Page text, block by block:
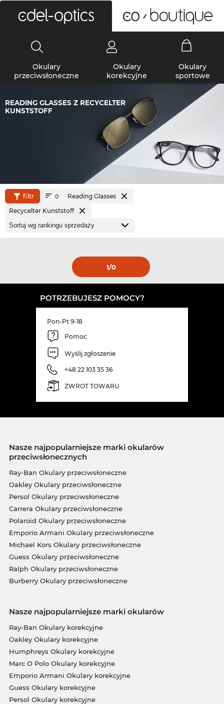
Okulary
przeciwsłoneczne
Okulary
korekcyjne
Okulary
sportowe
READING GLASSES Z RECYCELTER
KUNSTSTOFF
filtr 0
Reading Glasses
Recycelter Kunststoff
1/0
POTRZEBUJESZ POMOCY?
Pon-Pt 9-18
Pomoc
Wyślij zgłoszenie
+48 22 103 35 36
ZWROT TOWARU
Nasze najpopularniejsze marki okularów
przeciwsłonecznych
Ray-Ban Okulary przeciwsłoneczne
Oakley Okulary przeciwsłoneczne
Persol Okulary przeciwsłoneczne
Carrera Okulary przeciwsłoneczne
Polaroid Okulary przeciwsłoneczne
Emporio Armani Okulary przeciwsłoneczne
Michael Kors Okulary przeciwsłoneczne
Guess Okulary przeciwsłoneczne
Ralph Okulary przeciwsłoneczne
Burberry Okulary przeciwsłoneczne
Nasze najpopularniejsze marki okularów
Ray-Ban Okulary korekcyjne
Oakley Okulary korekcyjne
Humphreys Okulary korekcyjne
Marc O Polo Okulary korekcyjne
Emporio Armani Okulary korekcyjne
Guess Okulary korekcyjne
Persol Okulary korekcyjne